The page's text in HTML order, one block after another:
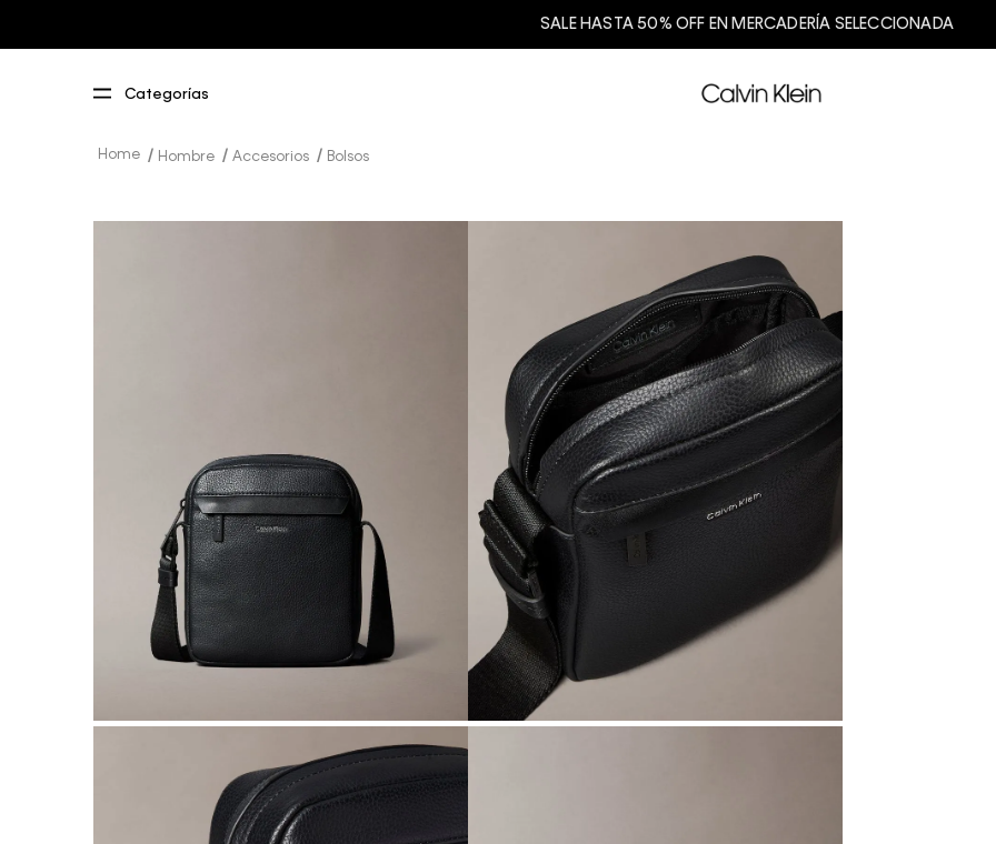
SALE HASTA 50% OFF EN MERCADERÍA SELECCIONADA
Hombre Accesorios Bolsos